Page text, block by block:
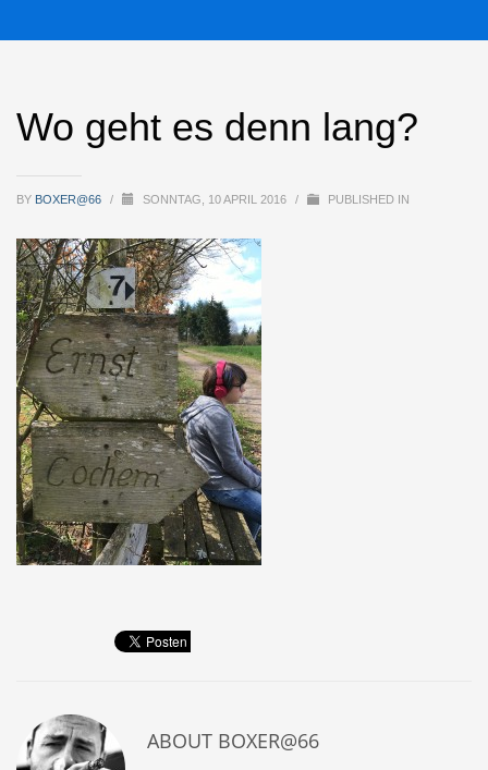
Wo geht es denn lang?
BY BOXER@66 / SONNTAG, 10 APRIL 2016 / PUBLISHED IN
ABOUT BOXER@66